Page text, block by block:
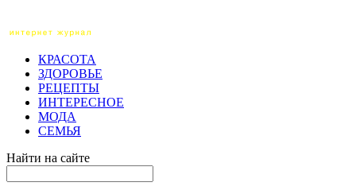
КРАСОТА
ЗДОРОВЬЕ
РЕЦЕПТЫ
ИНТЕРЕСНОЕ
МОДА
СЕМЬЯ
Найти на сайте